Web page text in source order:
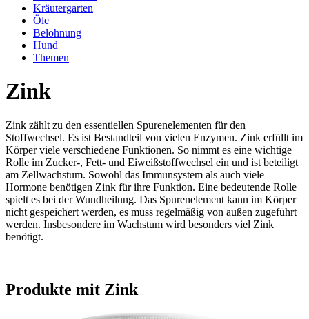
Kräutergarten
Öle
Belohnung
Hund
Themen
Zink
Zink zählt zu den essentiellen Spurenelementen für den
Stoffwechsel. Es ist Bestandteil von vielen Enzymen. Zink erfüllt im
Körper viele verschiedene Funktionen. So nimmt es eine wichtige
Rolle im Zucker-, Fett- und Eiweißstoffwechsel ein und ist beteiligt
am Zellwachstum. Sowohl das Immunsystem als auch viele
Hormone benötigen Zink für ihre Funktion. Eine bedeutende Rolle
spielt es bei der Wundheilung. Das Spurenelement kann im Körper
nicht gespeichert werden, es muss regelmäßig von außen zugeführt
werden. Insbesondere im Wachstum wird besonders viel Zink
benötigt.
Produkte mit Zink